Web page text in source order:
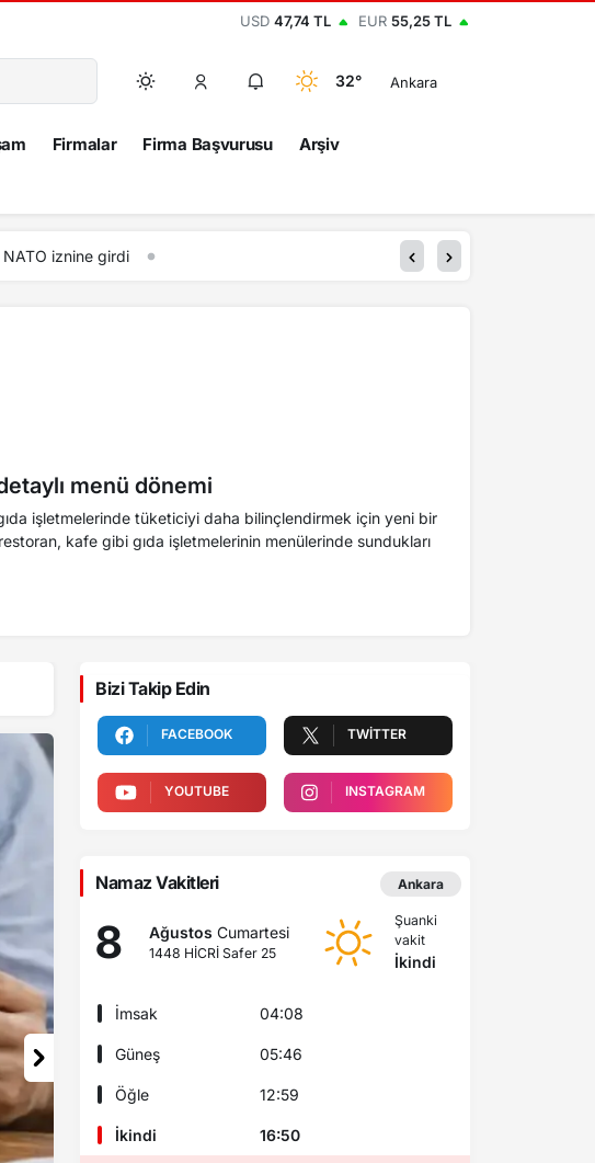
USD 47,74 TL EUR 55,25 TL
32° Ankara
Firmalar Firma Başvurusu Arşiv
menü dönemi
işletmelerinde tüketiciyi daha bilinçlendirmek için yeni bir
Bizi Takip Edin
FACEBOOK TWITTER
YOUTUBE INSTAGRAM
Namaz Vakitleri Ankara
8 Ağustos Cumartesi
1448 HİCRİ Safer 25
Şuanki
vakit
İkindi
İmsak 04:08
Güneş 05:46
Öğle 12:59
İkindi 16:50